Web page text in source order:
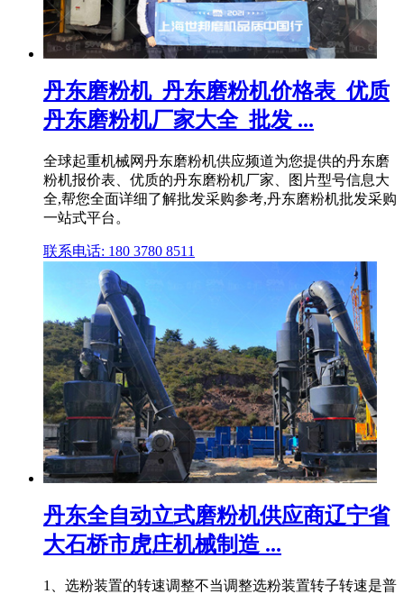
丹东磨粉机_丹东磨粉机价格表_优质
丹东磨粉机厂家大全_批发 ...
全球起重机械网丹东磨粉机供应频道为您提供的丹东磨
粉机报价表、优质的丹东磨粉机厂家、图片型号信息大
全,帮您全面详细了解批发采购参考,丹东磨粉机批发采购
一站式平台。
联系电话: 180 3780 8511
丹东全自动立式磨粉机供应商辽宁省
大石桥市虎庄机械制造 ...
1、选粉装置的转速调整不当调整选粉装置转子转速是普